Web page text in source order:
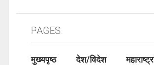
PAGES
मुख्यपृष्ठ देश/विदेश
महाराष्ट्र